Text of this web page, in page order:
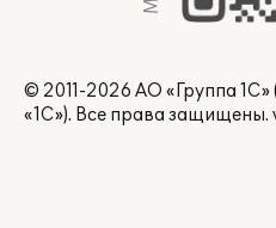
© 2011-2026 АО «Группа
«1С»). Все права защищены.